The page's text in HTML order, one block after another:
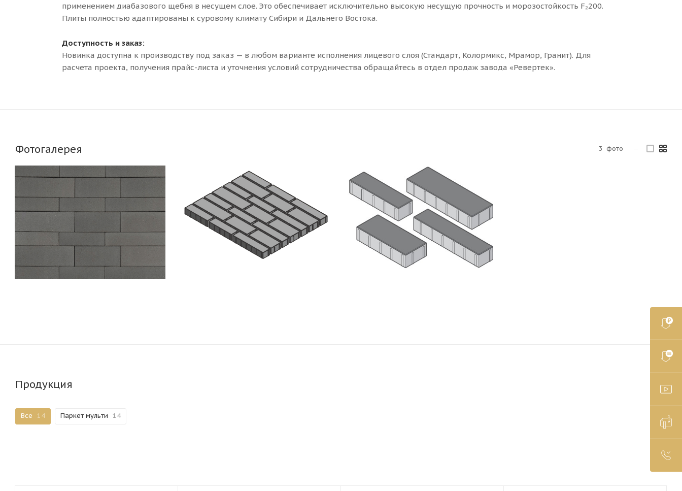
применением диабазового щебня в несущем слое. Это обеспечивает исключительно высокую несущую прочность и морозостойкость F₂200.
Плиты полностью адаптированы к суровому климату Сибири и Дальнего Востока.
Доступность и заказ:
Новинка доступна к производству под заказ — в любом варианте исполнения лицевого слоя (Стандарт, Колормикс, Мрамор, Гранит). Для
расчета проекта, получения прайс-листа и уточнения условий сотрудничества обращайтесь в отдел продаж завода «Ревертек».
Фотогалерея 3 фото
Продукция
Все 14 Паркет мульти 14